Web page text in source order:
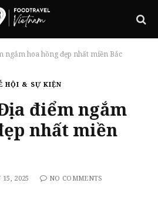
ngắm hoa hồng đẹp nhất miền Bắc
HỘI & SỰ KIỆN
điểm ngắm
nhất miền
15, 2025
NO COMMENTS